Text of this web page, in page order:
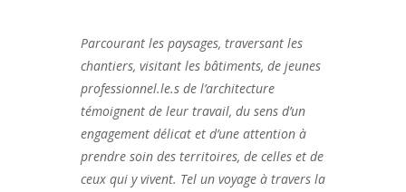
Parcourant les paysages, traversant les
chantiers, visitant les bâtiments, de jeunes
professionnel.le.s de l’architecture
témoignent de leur travail, du sens d’un
engagement délicat et d’une attention à
prendre soin des territoires, de celles et de
ceux qui y vivent. Tel un voyage à travers la